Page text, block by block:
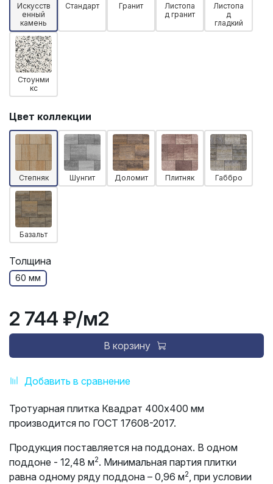
Добавить в сравнение
Искусств
енный
камень
Стандарт Гранит
Листопа
д гранит
Листопа
д
гладкий
Стоунми
кс
Цвет коллекции
Степняк Шунгит Доломит Плитняк Габбро
Базальт
Толщина
60 мм
2 744 ₽/м2
В корзину
Тротуарная плитка Квадрат 400х400 мм
производится по ГОСТ 17608-2017.
Продукция поставляется на поддонах. В одном
поддоне - 12,48 м2. Минимальная партия плитки
равна одному ряду поддона – 0,96 м2 , при условии